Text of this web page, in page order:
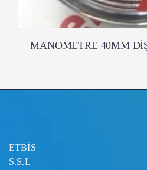
MANOMETRE 40MM
ETBİS
S.S.L